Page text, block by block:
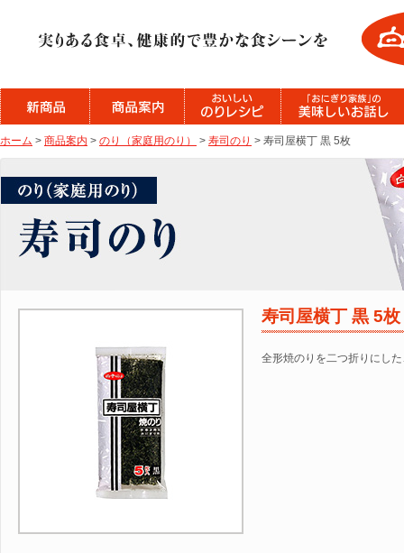
ホーム > 商品案内 > のり（家庭用のり） > 寿司のり > 寿司屋横丁 黒 5枚
寿司屋横丁 黒 5枚
全形焼のりを二つ折りにし